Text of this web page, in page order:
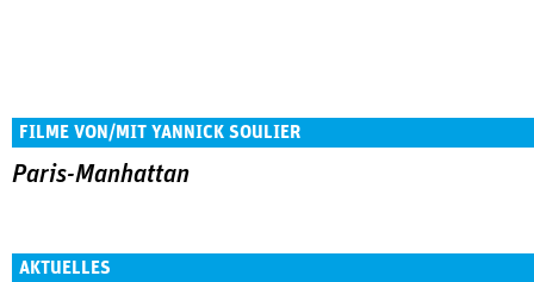
FILME VON/MIT YANNICK SOULIER
Paris-Manhattan
AKTUELLES